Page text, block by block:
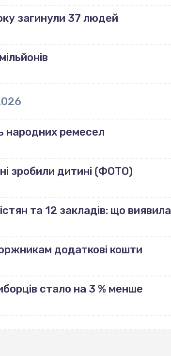
загинули 37 людей
народних ремесел
зробили дитині (ФОТО)
та 12 закладів: що виявила
додаткові кошти
стало на 3 % менше